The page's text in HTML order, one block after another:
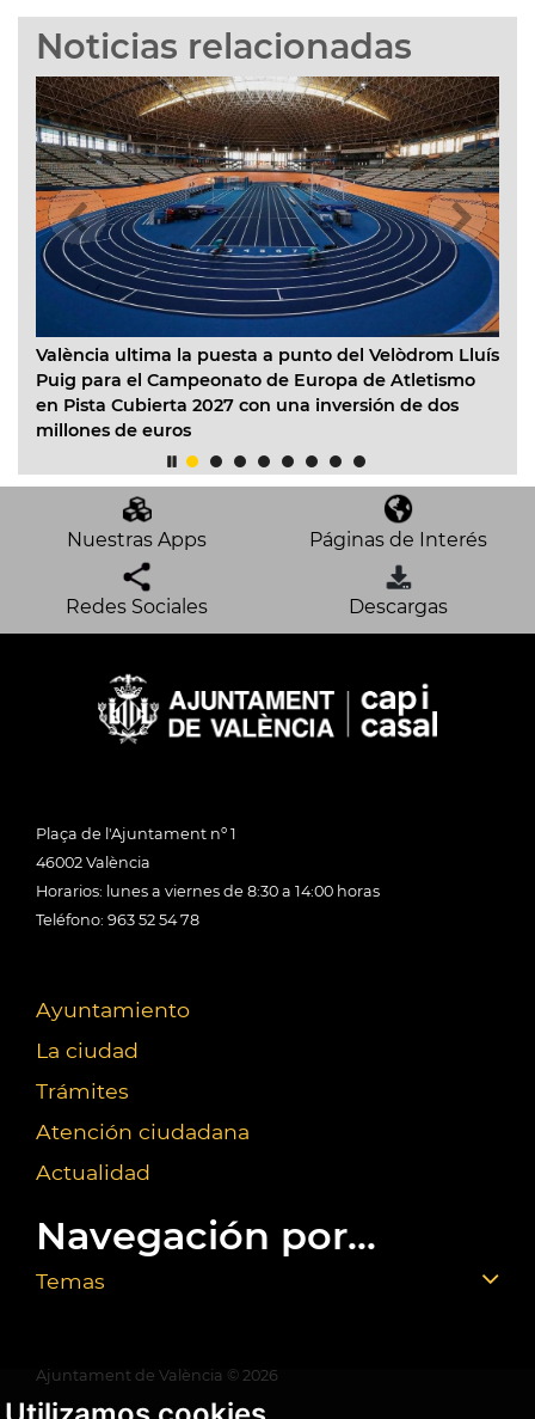
Noticias relacionadas
la puesta a punto del Velòdrom Lluís
Campeonato de Europa de Atletismo
2027 con una inversión de dos
euros
València reúne a
con la
23 B Pool 2026
Nuestras Apps Páginas de Interés
Redes Sociales Descargas
Plaça de l'Ajuntament nº 1
46002 València
Horarios: lunes a viernes de 8:30 a 14:00 horas
Teléfono: 963 52 54 78
Ayuntamiento
La ciudad
Trámites
Atención ciudadana
Actualidad
Navegación por...
Temas
Ajuntament de València © 2026